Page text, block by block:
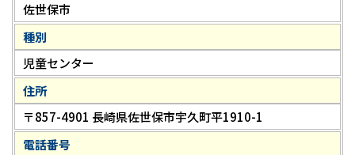
佐世保市
種別
児童センター
住所
〒857-4901 長崎県佐世保市宇久町平1910-1
電話番号